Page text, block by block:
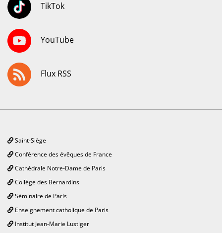
TikTok
YouTube
Flux RSS
Saint-Siège
Conférence des évêques de France
Cathédrale Notre-Dame de Paris
Collège des Bernardins
Séminaire de Paris
Enseignement catholique de Paris
Institut Jean-Marie Lustiger